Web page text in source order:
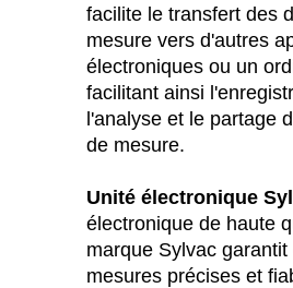
facilite le transfert des
mesure vers d'autres
électroniques ou un
facilitant ainsi
l'analyse et le partage
de mesure.
Unité électronique
électronique de haute
marque Sylvac garantit
mesures précises et